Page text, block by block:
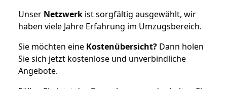
Unser Netzwerk ist sorgfältig ausgewählt, wir
haben viele Jahre Erfahrung im Umzugsbereich.
Sie möchten eine Kostenübersicht? Dann holen
Sie sich jetzt kostenlose und unverbindliche
Angebote.